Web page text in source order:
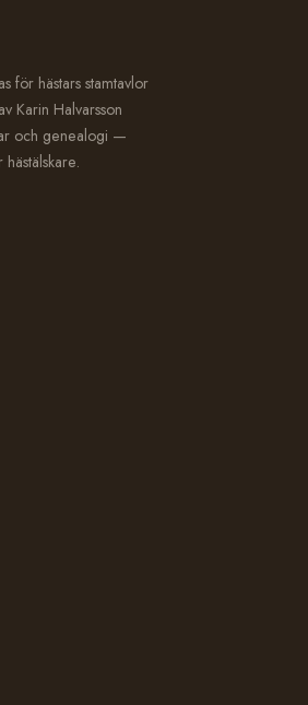
för hästars stamtavlor
Karin Halvarsson
och genealogi —